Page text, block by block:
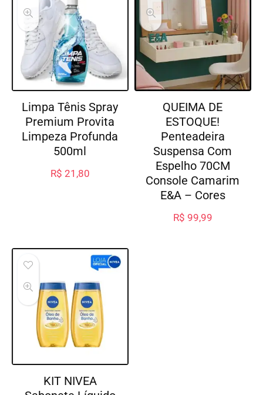
Limpa Tênis Spray
Premium Provita
Limpeza Profunda
500ml
R$ 21,80
QUEIMA DE
ESTOQUE!
Penteadeira
Suspensa Com
Espelho 70CM
Console Camarim
E&A – Cores
R$ 99,99
KIT NIVEA